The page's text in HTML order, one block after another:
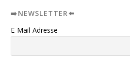
➡️NEWSLETTER⬅️
E-Mail-Adresse